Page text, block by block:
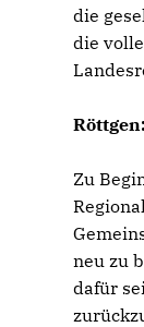
die
die
Zu
neu zu
dafür